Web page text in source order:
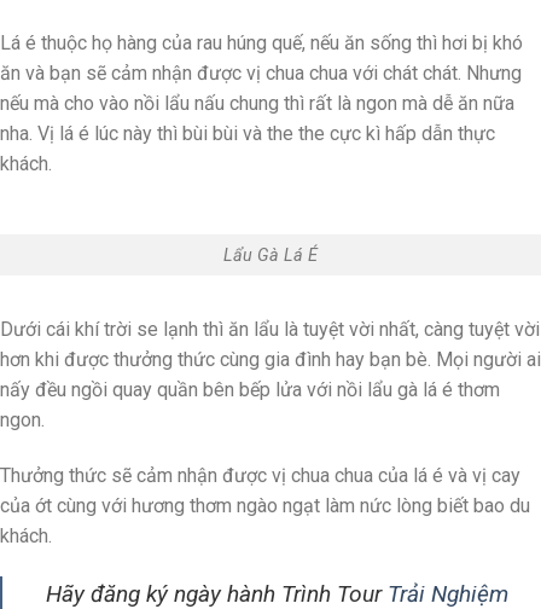
Lá é thuộc họ hàng của rau húng quế, nếu ăn sống thì hơi bị khó
ăn và bạn sẽ cảm nhận được vị chua chua với chát chát. Nhưng
nếu mà cho vào nồi lẩu nấu chung thì rất là ngon mà dễ ăn nữa
nha. Vị lá é lúc này thì bùi bùi và the the cực kì hấp dẫn thực
khách.
Lẩu Gà Lá É
Dưới cái khí trời se lạnh thì ăn lẩu là tuyệt vời nhất, càng tuyệt vời
hơn khi được thưởng thức cùng gia đình hay bạn bè. Mọi người ai
nấy đều ngồi quay quần bên bếp lửa với nồi lẩu gà lá é thơm
ngon.
Thưởng thức sẽ cảm nhận được vị chua chua của lá é và vị cay
của ớt cùng với hương thơm ngào ngạt làm nức lòng biết bao du
khách.
Hãy đăng ký ngày hành Trình Tour Trải Nghiệm